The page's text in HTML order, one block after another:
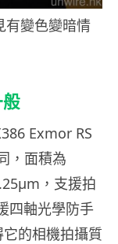
變色變暗情
Exmor RS
，面積為
，支援拍
四軸光學防手
的相機拍攝質